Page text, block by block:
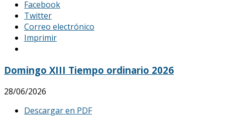
Facebook
Twitter
Correo electrónico
Imprimir
Domingo XIII Tiempo ordinario 2026
28/06/2026
Descargar en PDF